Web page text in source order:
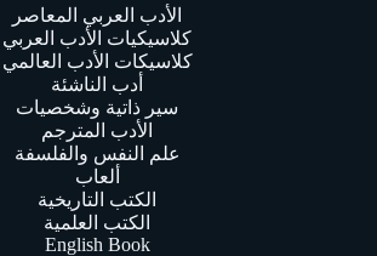
الأدب العربي المعاصر
كلاسيكيات الأدب العربي
كلاسيكات الأدب العالمي
أدب الناشئة
سير ذاتية وشخصيات
الأدب المترجم
علم النفس والفلسفة
ألعاب
الكتب التاريخية
الكتب العلمية
English Book